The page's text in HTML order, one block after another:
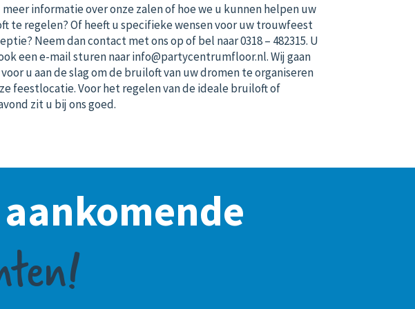
informatie over onze zalen of hoe we u kunnen helpen uw
te regelen? Of heeft u specifieke wensen voor uw trouwfeest
? Neem dan contact met ons op of bel naar0318 – 482315. U
een e-mail sturen naarinfo@partycentrumfloor.nl. Wij gaan
u aan de slag om de bruiloft van uw dromen te organiseren
feestlocatie. Voor het regelen van de ideale bruiloft of
zit u bij ons goed.